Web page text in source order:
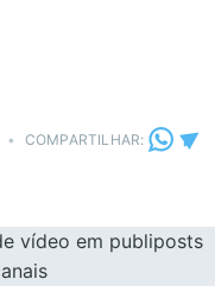
• COMPARTILHAR: